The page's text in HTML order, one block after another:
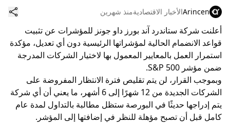
Arincenالأخبار الاقتصاديةمنذ شهرين
أعلنت شركة ستاندرد آند بورز داو جونز للمؤشرات عن تثبيت
قواعد الانضمام الحالية لمؤشراتها الرئيسية دون أي تعديل، مؤكدة
استمرار العمل بالمعايير المعمول بها لاختيار الشركات المدرجة
ضمن مؤشر S&P 500.
وبموجب القرار، لن يتم تقليص فترة الانتظار المفروضة على
الشركات الجديدة من 12 شهرًا إلى 6 أشهر، ما يعني أن أي شركة
يتم إدراجها حديثًا في البورصة ستظل مطالبة بالتداول لمدة عام
كامل قبل أن تصبح مؤهلة للنظر في إضافتها إلى المؤشر.